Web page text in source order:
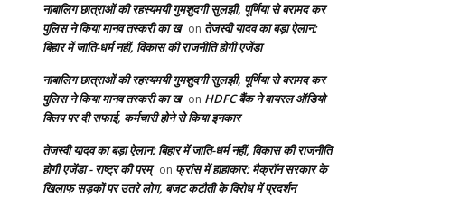
नाबालिग छात्राओं की रहस्यमयी गुमशुदगी सुलझी, पूर्णिया से बरामद कर
पुलिस ने किया मानव तस्करी का ख on तेजस्वी यादव का बड़ा ऐलान:
बिहार में जाति-धर्म नहीं, विकास की राजनीति होगी एजेंडा
नाबालिग छात्राओं की रहस्यमयी गुमशुदगी सुलझी, पूर्णिया से बरामद कर
पुलिस ने किया मानव तस्करी का ख on HDFC बैंक ने वायरल ऑडियो
क्लिप पर दी सफाई, कर्मचारी होने से किया इनकार
तेजस्वी यादव का बड़ा ऐलान: बिहार में जाति-धर्म नहीं, विकास की राजनीति
होगी एजेंडा - राष्ट्र की परम् on फ्रांस में हाहाकार: मैक्रॉन सरकार के
खिलाफ सड़कों पर उतरे लोग, बजट कटौती के विरोध में प्रदर्शन